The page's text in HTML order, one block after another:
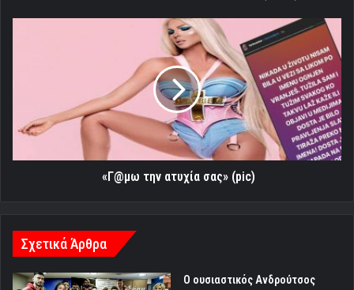
«Γ@μω την ατυχία σας» (pic)
Σχετικά Άρθρα
Ο ουσιαστικός Ανδρούτσος